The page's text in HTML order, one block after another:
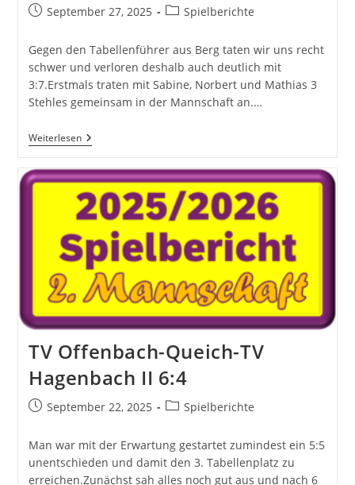
BeitragSeptember 27, 2025
Beitrags-
Spielberichte
Gegen den Tabellenführer aus Berg taten wir uns recht
schwer und verloren deshalb auch deutlich mit
3:7.Erstmals traten mit Sabine, Norbert und Mathias 3
Stehles gemeinsam in der Mannschaft an.…
WeiterlesenTV
Hagenbach
–
FC
Berg
II
TV Offenbach-Queich-TV
Hagenbach II 6:4
BeitragSeptember 22, 2025
Beitrags-
Spielberichte
Man war mit der Erwartung gestartet zumindest ein 5:5
unentschieden und damit den 3. Tabellenplatz zu
erreichen.Zunächst sah alles noch gut aus und nach 6